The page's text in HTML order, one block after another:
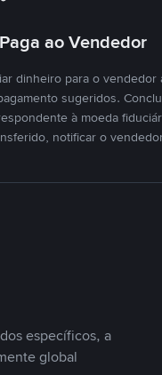
ao Vendedor
dinheiro para o vendedor
sugeridos.
à moeda
notificar o
específicos, a
global